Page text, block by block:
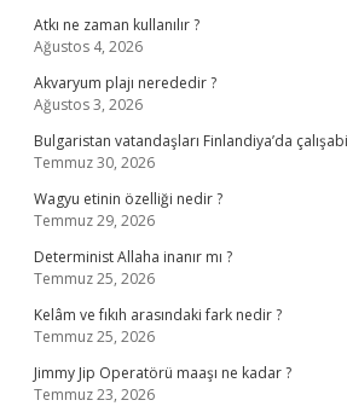
Atkı ne zaman kullanılır ?
Ağustos 4, 2026
Akvaryum plajı nerededir ?
Ağustos 3, 2026
Bulgaristan vatandaşları Finlandiya’da
Temmuz 30, 2026
Wagyu etinin özelliği nedir ?
Temmuz 29, 2026
Determinist Allaha inanır mı ?
Temmuz 25, 2026
Kelâm ve fıkıh arasındaki fark nedir ?
Temmuz 25, 2026
Jimmy Jip Operatörü maaşı ne kadar ?
Temmuz 23, 2026